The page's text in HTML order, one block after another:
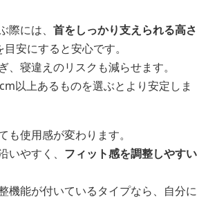
際には、 首をしっかり支えられる高さ
安にすると安心です。
、寝違えのリスクも減らせます。
以上あるものを選ぶとより安定しま
も使用感が変わります。
いやすく、 フィット感を調整しやすい
機能が付いているタイプなら、自分に